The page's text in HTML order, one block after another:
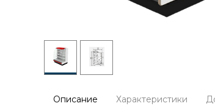
Описание Характеристики